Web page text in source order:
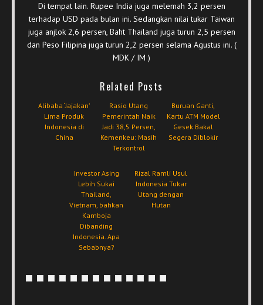
Di tempat lain. Rupee India juga melemah 3,2 persen
terhadap USD pada bulan ini. Sedangkan nilai tukar Taiwan
juga anjlok 2,6 persen, Baht Thailand juga turun 2,5 persen
dan Peso Filipina juga turun 2,2 persen selama Agustus ini. (
MDK / IM )
Related Posts
Alibaba ‘Jajakan’
Lima Produk
Indonesia di
China
Rasio Utang
Pemerintah Naik
Jadi 38,5 Persen,
Kemenkeu: Masih
Terkontrol
Buruan Ganti,
Kartu ATM Model
Gesek Bakal
Segera Diblokir
Investor Asing
Lebih Sukai
Thailand,
Vietnam, bahkan
Kamboja
Dibanding
Indonesia. Apa
Sebabnya?
Rizal Ramli Usul
Indonesia Tukar
Utang dengan
Hutan